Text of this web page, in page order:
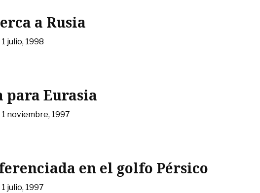
a Rusia
1 julio, 1998
para Eurasia
1 noviembre, 1997
en el golfo Pérsico
1 julio, 1997